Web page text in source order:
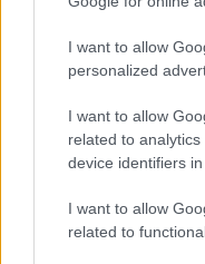
I want to allow
personalized
I want to allow
related to
device identifiers in
I want to allow
related to
Για
σου
στο